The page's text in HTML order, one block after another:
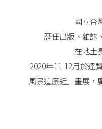
國立台
歷任出版、雜誌
在地土
2020年11-12月於達
風景這麼近」畫展，